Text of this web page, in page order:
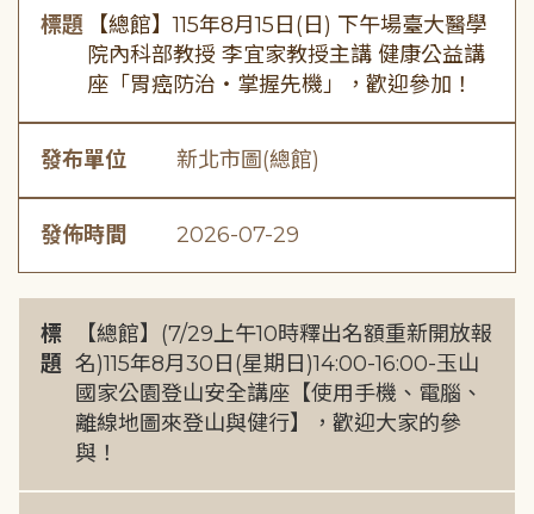
標題
【總館】115年8月15日(日) 下午場臺大醫學
院內科部教授 李宜家教授主講 健康公益講
座「胃癌防治・掌握先機」，歡迎參加！
發布單位 新北市圖(總館)
發佈時間 2026-07-29
標
題
【總館】(7/29上午10時釋出名額重新開放報
名)115年8月30日(星期日)14:00-16:00-玉山
國家公園登山安全講座【使用手機、電腦、
離線地圖來登山與健行】，歡迎大家的參
與！